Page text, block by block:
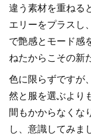
違う素材を重ねる
エリーをプラスし
で艶感とモード感
ねたからこその新
色に限らずですが
然と服を選ぶより
間もかからなくな
し、意識してみま